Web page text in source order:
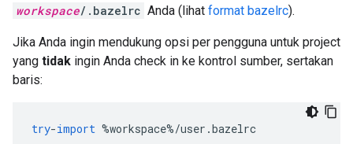
workspace/.bazelrc Anda (lihat format bazelrc).
Jika Anda ingin mendukung opsi per pengguna untuk project
yang tidak ingin Anda check in ke kontrol sumber, sertakan
baris:
try-import %workspace%/user .bazelrc